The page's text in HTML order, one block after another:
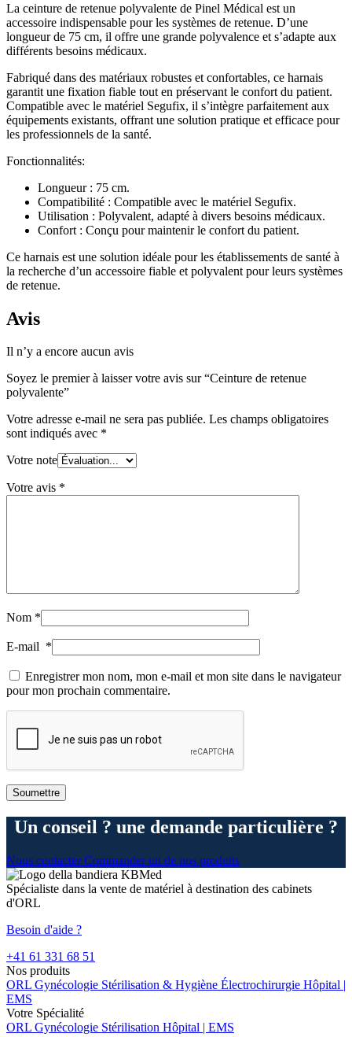
La ceinture de retenue polyvalente de Pinel Médical est un
accessoire indispensable pour les systèmes de retenue. D’une
longueur de 75 cm, il offre une grande polyvalence et s’adapte aux
différents besoins médicaux.
Fabriqué dans des matériaux robustes et confortables, ce harnais
garantit une fixation fiable tout en préservant le confort du patient.
Compatible avec le matériel Segufix, il s’intègre parfaitement aux
équipements existants, offrant une solution pratique et efficace pour
les professionnels de la santé.
Fonctionnalités:
Longueur : 75 cm.
Compatibilité : Compatible avec le matériel Segufix.
Utilisation : Polyvalent, adapté à divers besoins médicaux.
Confort : Conçu pour maintenir le confort du patient.
Ce harnais est une solution idéale pour les établissements de santé à
la recherche d’un accessoire fiable et polyvalent pour leurs systèmes
de retenue.
Avis
Il n’y a encore aucun avis
Soyez le premier à laisser votre avis sur “Ceinture de retenue
polyvalente”
Votre adresse e-mail ne sera pas publiée. Les champs obligatoires
sont indiqués avec *
Votre note
Votre avis *
Nom *
E-mail *
Enregistrer mon nom, mon e-mail et mon site dans le navigateur
pour mon prochain commentaire.
Un conseil ? une demande particulière ?
Nous contacter Commander un de nos produits
Spécialiste dans la vente de matériel à destination des cabinets
d'ORL
Besoin d'aide ?
+41 61 331 68 51
Nos produits
ORL Gynécologie Stérilisation & Hygiène Électrochirurgie Hôpital |
EMS
Votre Spécialité
ORL Gynécologie Stérilisation Hôpital | EMS